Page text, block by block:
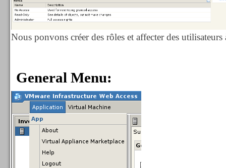
Nous ponvons créer des rôles et affecter des utilisateurs
General Menu: